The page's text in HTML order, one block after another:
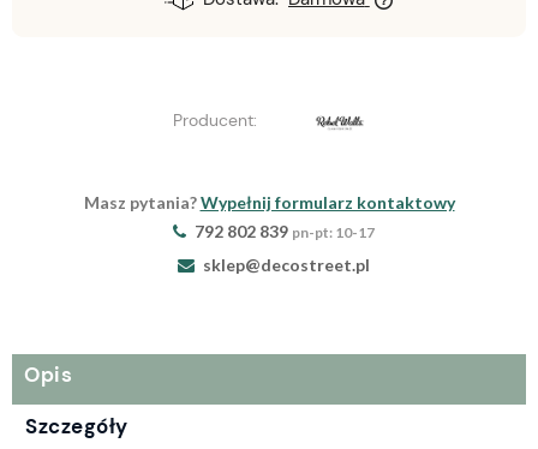
Producent:
Masz pytania?Wypełnij formularz kontaktowy
792 802 839 pn-pt: 10-17
sklep@decostreet.pl
Opis
Szczegóły